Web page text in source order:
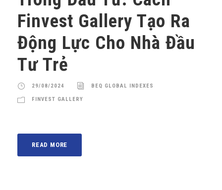
Finvest Gallery Tạo Ra
Động Lực Cho Nhà Đầu
Tư Trẻ
29/08/2024 BEQ GLOBAL INDEXES
FINVEST GALLERY
READ MORE